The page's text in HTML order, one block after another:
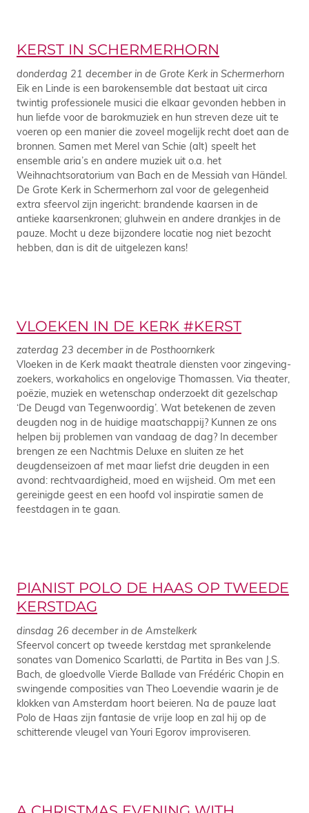
KERST IN SCHERMERHORN
donderdag 21 december in de Grote Kerk in Schermerhorn
Eik en Linde is een barokensemble dat bestaat uit circa
twintig professionele musici die elkaar gevonden hebben in
hun liefde voor de barokmuziek en hun streven deze uit te
voeren op een manier die zoveel mogelijk recht doet aan de
bronnen. Samen met Merel van Schie (alt) speelt het
ensemble aria’s en andere muziek uit o.a. het
Weihnachtsoratorium van Bach en de Messiah van Händel.
De Grote Kerk in Schermerhorn zal voor de gelegenheid
extra sfeervol zijn ingericht: brandende kaarsen in de
antieke kaarsenkronen; gluhwein en andere drankjes in de
pauze. Mocht u deze bijzondere locatie nog niet bezocht
hebben, dan is dit de uitgelezen kans!
VLOEKEN IN DE KERK #KERST
zaterdag 23 december in de Posthoornkerk
Vloeken in de Kerk maakt theatrale diensten voor zingeving-
zoekers, workaholics en ongelovige Thomassen. Via theater,
poëzie, muziek en wetenschap onderzoekt dit gezelschap
‘De Deugd van Tegenwoordig’. Wat betekenen de zeven
deugden nog in de huidige maatschappij? Kunnen ze ons
helpen bij problemen van vandaag de dag? In december
brengen ze een Nachtmis Deluxe en sluiten ze het
deugdenseizoen af met maar liefst drie deugden in een
avond: rechtvaardigheid, moed en wijsheid. Om met een
gereinigde geest en een hoofd vol inspiratie samen de
feestdagen in te gaan.
PIANIST POLO DE HAAS OP TWEEDE
KERSTDAG
dinsdag 26 december in de Amstelkerk
Sfeervol concert op tweede kerstdag met sprankelende
sonates van Domenico Scarlatti, de Partita in Bes van J.S.
Bach, de gloedvolle Vierde Ballade van Frédéric Chopin en
swingende composities van Theo Loevendie waarin je de
klokken van Amsterdam hoort beieren. Na de pauze laat
Polo de Haas zijn fantasie de vrije loop en zal hij op de
schitterende vleugel van Youri Egorov improviseren.